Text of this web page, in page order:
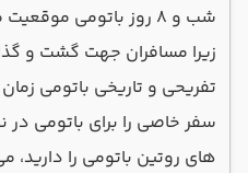
شب و ۸ روز باتومی
زیرا مسافران جهت گشت و
تفریحی و تاریخی باتومی زمان
سفر خاصی را برای باتومی در
های روتین باتومی را دارید،